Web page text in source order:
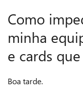
Como
minha
e cards
Boa tarde.